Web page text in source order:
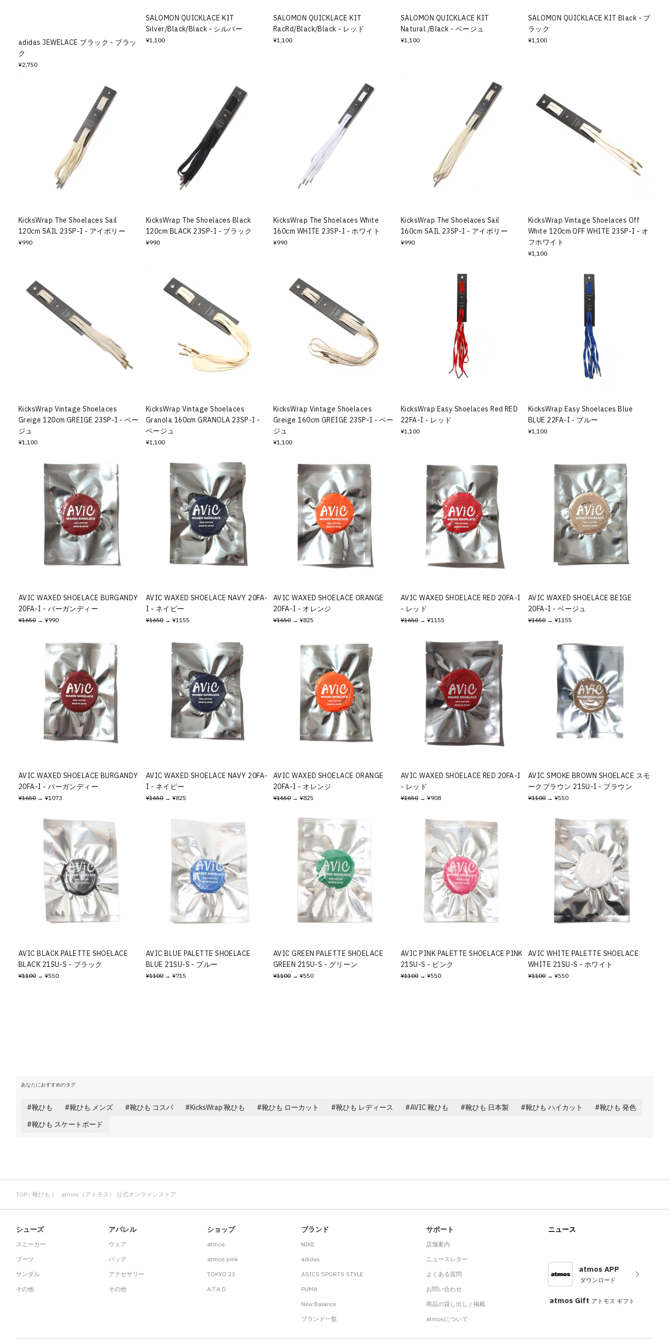
adidas JEWELACE ブラック - ブラッ
ク
¥2,750
SALOMON QUICKLACE KIT
Silver/Black/Black - シルバー
¥1,100
SALOMON QUICKLACE KIT
RacRd/Black/Black - レッド
¥1,100
SALOMON QUICKLACE KIT
Natural./Black - ベージュ
¥1,100
SALOMON QUICKLACE KIT Black - ブ
ラック
¥1,100
KicksWrap The Shoelaces Sail
120cm SAIL 23SP-I - アイボリー
¥990
KicksWrap The Shoelaces Black
120cm BLACK 23SP-I - ブラック
¥990
KicksWrap The Shoelaces White
160cm WHITE 23SP-I - ホワイト
¥990
KicksWrap The Shoelaces Sail
160cm SAIL 23SP-I - アイボリー
¥990
KicksWrap Vintage Shoelaces Off
White 120cm OFF WHITE 23SP-I - オ
フホワイト
¥1,100
KicksWrap Vintage Shoelaces
Greige 120cm GREIGE 23SP-I - ベー
ジュ
¥1,100
KicksWrap Vintage Shoelaces
Granola 160cm GRANOLA 23SP-I -
ベージュ
¥1,100
KicksWrap Vintage Shoelaces
Greige 160cm GREIGE 23SP-I - ベー
ジュ
¥1,100
KicksWrap Easy Shoelaces Red RED
22FA-I - レッド
¥1,100
KicksWrap Easy Shoelaces Blue
BLUE 22FA-I - ブルー
¥1,100
AVIC WAXED SHOELACE BURGANDY
20FA-I - バーガンディー
¥1650 → ¥990
AVIC WAXED SHOELACE NAVY 20FA-
I - ネイビー
¥1650 → ¥1155
AVIC WAXED SHOELACE ORANGE
20FA-I - オレンジ
¥1650 → ¥825
AVIC WAXED SHOELACE RED 20FA-I
- レッド
¥1650 → ¥1155
AVIC WAXED SHOELACE BEIGE
20FA-I - ベージュ
¥1650 → ¥1155
AVIC WAXED SHOELACE BURGANDY
20FA-I - バーガンディー
¥1650 → ¥1073
AVIC WAXED SHOELACE NAVY 20FA-
I - ネイビー
¥1650 → ¥825
AVIC WAXED SHOELACE ORANGE
20FA-I - オレンジ
¥1650 → ¥825
AVIC WAXED SHOELACE RED 20FA-I
- レッド
¥1650 → ¥908
AVIC SMOKE BROWN SHOELACE スモ
ークブラウン 21SU-I - ブラウン
¥1100 → ¥550
AVIC BLACK PALETTE SHOELACE
BLACK 21SU-S - ブラック
¥1100 → ¥550
AVIC BLUE PALETTE SHOELACE
BLUE 21SU-S - ブルー
¥1100 → ¥715
AVIC GREEN PALETTE SHOELACE
GREEN 21SU-S - グリーン
¥1100 → ¥550
AVIC PINK PALETTE SHOELACE PINK
21SU-S - ピンク
¥1100 → ¥550
AVIC WHITE PALETTE SHOELACE
WHITE 21SU-S - ホワイト
¥1100 → ¥550
あなたにおすすめのタグ
靴ひも 靴ひも メンズ 靴ひも コスパ KicksWrap 靴ひも 靴ひも ローカット 靴ひも レディース AVIC 靴ひも 靴ひも 日本製 靴ひも ハイカット
靴ひも 発色
靴ひも スケートボード
TOP 靴ひも | atmos（アトモス） 公式オンラインストア
シューズ
スニーカー
ブーツ
サンダル
その他
アパレル
ウェア
バッグ
アクセサリー
その他
ショップ
atmos
atmos pink
TOKYO 23
A.T.A.D
ブランド
NIKE
adidas
ASICS SPORTS STYLE
PUMA
New Balance
ブランド一覧
サポート
店舗案内
ニュースレター
よくある質問
お問い合わせ
商品の貸し出し / 掲載
atmosについて
ニュース
atmos APP
ダウンロード
atmos Gift アトモス ギフト